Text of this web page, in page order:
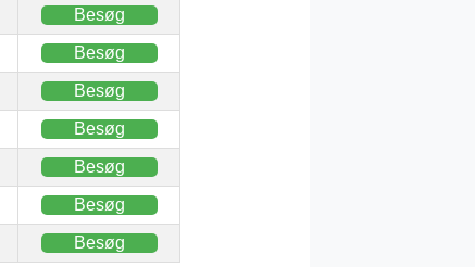
Besøg
Besøg
Besøg
Besøg
Besøg
Besøg
Besøg